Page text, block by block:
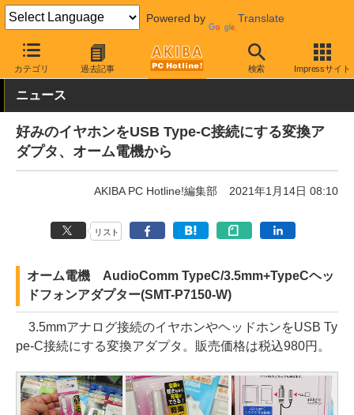
Powered by Translate
カテゴリ 過去記事 検索 Impressサイト
AKIBA PC Hotline! PC周辺機器 ケーブル 変換コネクタ
ニュース
好みのイヤホンをUSB Type-C接続にする変換ア
ダプタ、オーム電機から
AKIBA PC Hotline!編集部 2021年1月14日 08:10
リスト
オーム電機 AudioComm TypeC/3.5mm+TypeCヘッ
ドフォンアダプター(SMT-P7150-W)
3.5mmアナログ接続のイヤホンやヘッドホンをUSB Ty
pe-C接続にする変換アダプタ。販売価格は税込980円。